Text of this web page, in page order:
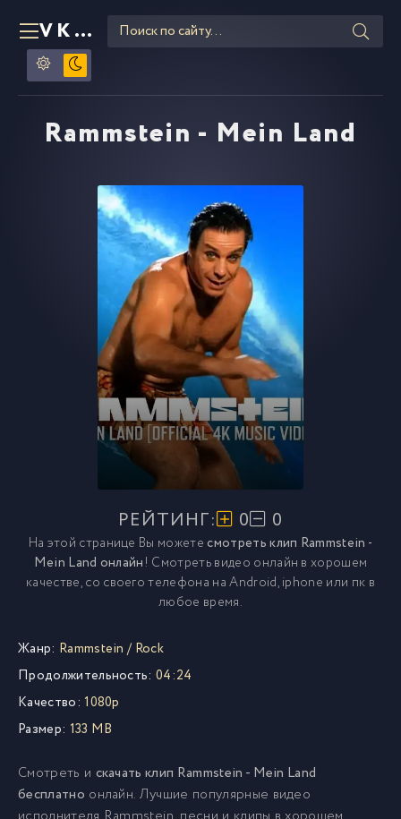
VKLIPE RU
Rammstein - Mein Land
РЕЙТИНГ: 0 0
На этой странице Вы можетесмотреть клип Rammstein -
Mein Land онлайн! Смотреть видео онлайн в хорошем
качестве, со своего телефона на Android, iphone или пк в
любое время.
Жанр: Rammstein / Rock
Продолжительность: 04:24
Качество: 1080p
Размер: 133 MB
Смотреть и скачать клип Rammstein - Mein Land
бесплатно онлайн. Лучшие популярные видео